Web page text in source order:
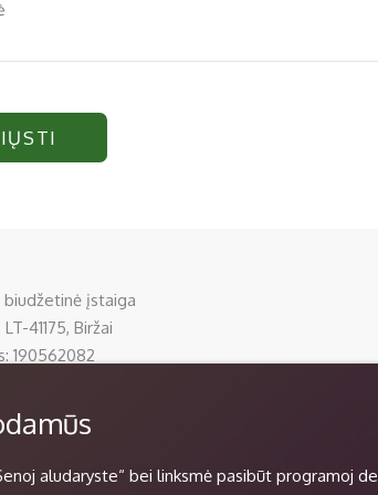
biudžetinė įstaiga
41175, Biržai
190562082
ir saugomi Juridinių asmenų registre
aludaryste“ bei linksmė pasibūt programoj